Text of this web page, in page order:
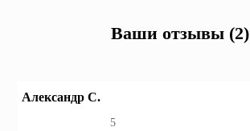
Ваши отзывы (2)
Александр С.
5